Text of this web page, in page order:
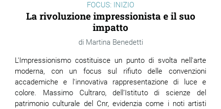
FOCUS: INIZIO
La rivoluzione impressionista e il suo
impatto
Martina Benedetti
L'Impressionismo costituisce un punto di svolta nell'arte
moderna, con un focus sul rifiuto delle convenzioni
accademiche e l'innovativa rappresentazione di luce e
colore. Massimo Cultraro, dell’Istituto di scienze del
patrimonio culturale del Cnr, evidenzia come i noti artisti